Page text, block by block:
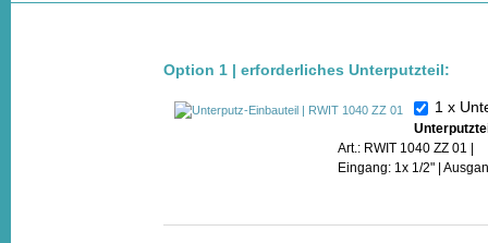
Option 1 | erforderliches Unterputzteil:
1 x
Art.: RWIT 1040 ZZ 01 |
Eingang: 1x 1/2" |